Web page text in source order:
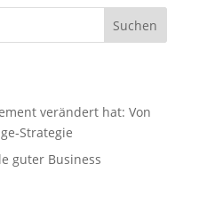
Suchen
verändert hat: Von
guter Business